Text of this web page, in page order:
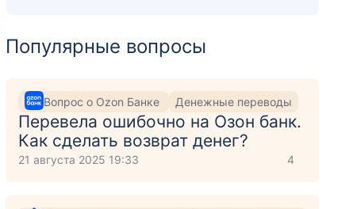
Популярные вопросы
Вопрос о Ozon Банке Денежные переводы
Перевела ошибочно на Озон банк.
Как сделать возврат денег?
21 августа 2025 19:33 4